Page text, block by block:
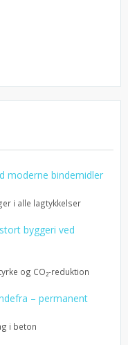
moderne bindemidler
i alle lagtykkelser
byggeri ved
og CO₂-reduktion
– permanent
i beton